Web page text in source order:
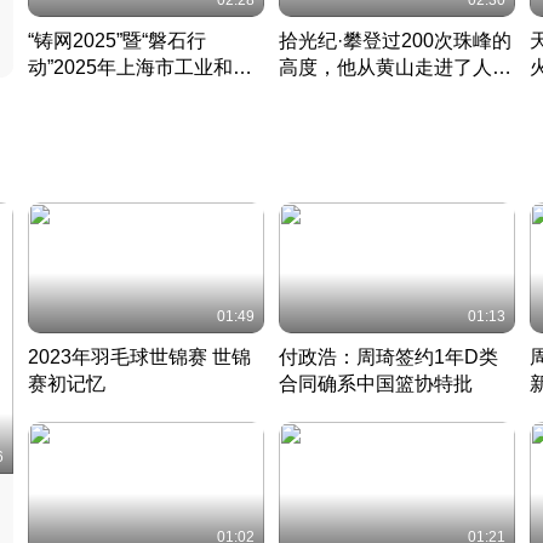
“铸网2025”暨“磐石行
动”2025年上海市工业和信
拾光纪·攀登过200次珠峰的
高度，他从黄山走进了人民
01:49
2023年羽毛球世锦赛 世锦
赛初记忆
丹麦 · 2023 · 羽毛球
01:13
付政浩：周琦签约1年D类
合同确系中国篮协特批
01:02 01:21